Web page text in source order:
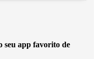
seu app favorito de